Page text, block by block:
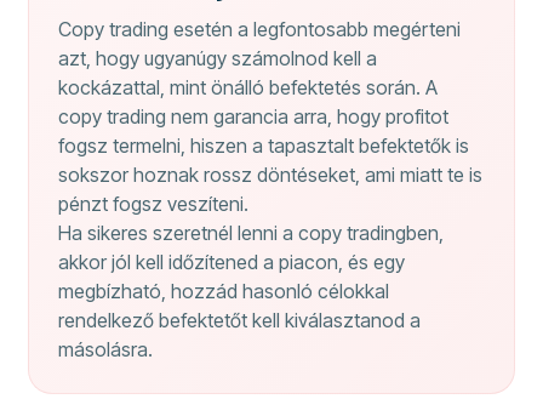
Copy trading esetén a legfontosabb megérteni
azt, hogy ugyanúgy számolnod kell a
kockázattal, mint önálló befektetés során. A
copy trading nem garancia arra, hogy profitot
fogsz termelni, hiszen a tapasztalt befektetők is
sokszor hoznak rossz döntéseket, ami miatt te is
pénzt fogsz veszíteni.
Ha sikeres szeretnél lenni a copy tradingben,
akkor jól kell időzítened a piacon, és egy
megbízható, hozzád hasonló célokkal
rendelkező befektetőt kell kiválasztanod a
másolásra.